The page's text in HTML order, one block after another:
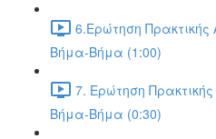
6.Ερώτηση
Βήμα-Βήμα (1:00)
7. Ερώτηση
Βήμα-Βήμα (0:30)